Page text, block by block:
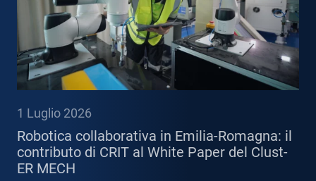
1 Luglio 2026
Robotica collaborativa in Emilia-Romagna: il
contributo di CRIT al White Paper del Clust-
ER MECH